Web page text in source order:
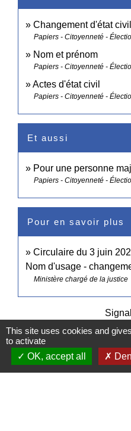
Changement d'état civil
Papiers - Citoyenneté -
Nom et prénom
Papiers - Citoyenneté -
Actes d'état civil
Papiers - Citoyenneté -
Et aussi
Pour une personne
Papiers - Citoyenneté -
Pour en savoir plus
Circulaire du 3 juin
Nom d'usage -
Ministère chargé de la justice
This site uses cookies and
to activate
OK, accept all